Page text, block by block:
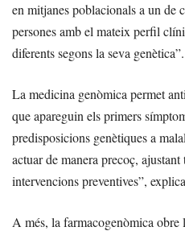
en mitjanes poblacionals a un de
persones amb el mateix perfil
diferents segons la seva genètica”.
La medicina genòmica permet
que apareguin els primers
predisposicions genètiques a
actuar de manera precoç,
intervencions preventives”,
A més, la farmacogenòmica obre